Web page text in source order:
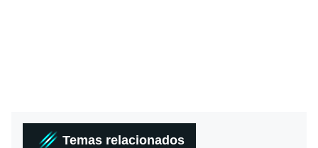
Temas relacionados